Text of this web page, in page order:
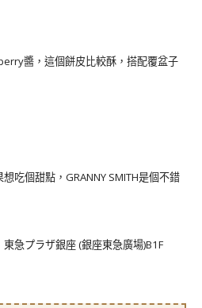
醬，這個餅皮比較酥，搭配覆盆子
吃個甜點，GRANNY SMITH是個不錯
急プラザ銀座 (銀座東急廣場)B1F